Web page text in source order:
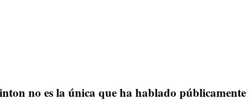
no es la única que ha hablado públicamente